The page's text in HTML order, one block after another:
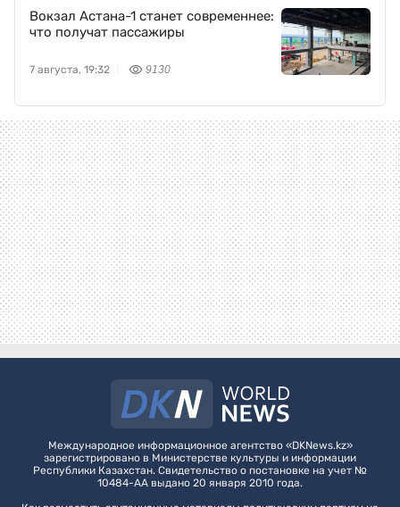
Вокзал Астана-1 станет современнее:
что получат пассажиры
7 августа, 19:32 9130
Международное информационное агентство «DKNews.kz»
зарегистрировано в Министерстве культуры и информации
Республики Казахстан. Свидетельство о постановке на учет №
10484-АА выдано 20 января 2010 года.